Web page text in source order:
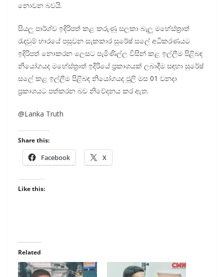
නොවන බවයි.
සියලු පාර්ශ්ව ඉදිරිපත් කළ කරුණු සලකා බැලූ මහේස්ත්‍රාත්
රැඳවුම් භාරයේ පසුවන සැකකාර සුරේෂ් සලේ අධිකරණයට
ඉදිරිපත් නොකරන ලෙසට පැමිණිල්ල විසින් කළ ඉල්ලීම පිළිබඳ
නියෝගයද මහේස්ත්‍රාත් ඉදිරියේ ප්‍රකාශයක් ලබාදීම සඳහා සුරේෂ්
සලේ කළ ඉල්ලීම පිළිබඳ නියෝගයද ජූලි මස 01 වනදා
ප්‍රකාශයට පත්කරන බව නිවේදනය කර ඇත.
@Lanka Truth
Share this:
Facebook X
Like this:
Related